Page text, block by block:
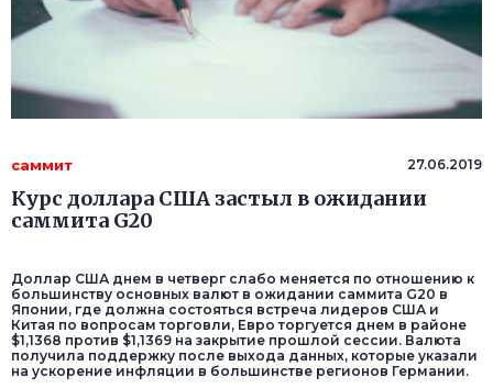
саммит 27.06.2019
Курс доллара США застыл в ожидании
саммита G20
Доллар США днем в четверг слабо меняется по отношению к
большинству основных валют в ожидании саммита G20 в
Японии, где должна состояться встреча лидеров США и
Китая по вопросам торговли, Евро торгуется днем в районе
$1,1368 против $1,1369 на закрытие прошлой сессии. Валюта
получила поддержку после выхода данных, которые указали
на ускорение инфляции в большинстве регионов Германии.